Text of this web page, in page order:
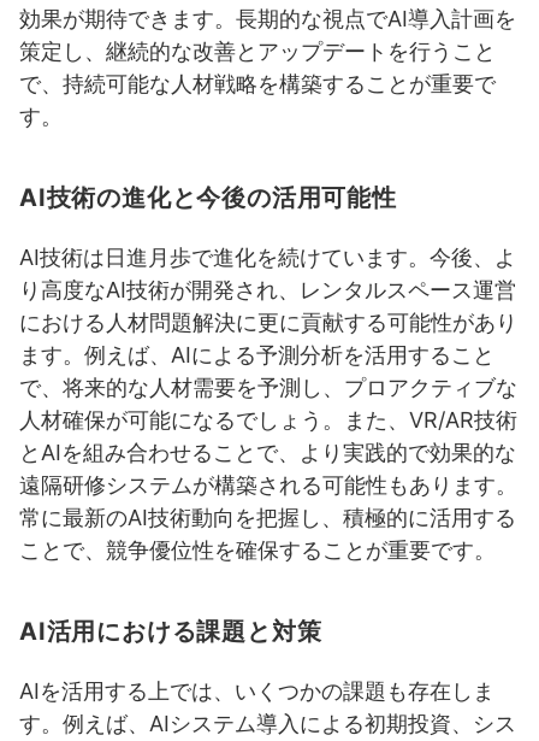
効果が期待できます。長期的な視点でAI導入計画を
策定し、継続的な改善とアップデートを行うこと
で、持続可能な人材戦略を構築することが重要で
す。
AI技術の進化と今後の活用可能性
AI技術は日進月歩で進化を続けています。今後、よ
り高度なAI技術が開発され、レンタルスペース運営
における人材問題解決に更に貢献する可能性があり
ます。例えば、AIによる予測分析を活用すること
で、将来的な人材需要を予測し、プロアクティブな
人材確保が可能になるでしょう。また、VR/AR技術
とAIを組み合わせることで、より実践的で効果的な
遠隔研修システムが構築される可能性もあります。
常に最新のAI技術動向を把握し、積極的に活用する
ことで、競争優位性を確保することが重要です。
AI活用における課題と対策
AIを活用する上では、いくつかの課題も存在しま
す。例えば、AIシステム導入による初期投資、シス